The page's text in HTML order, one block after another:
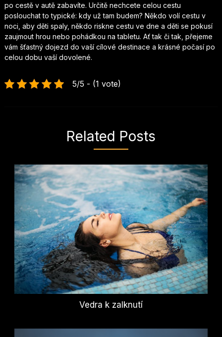
po cestě v autě zabavíte. Určitě nechcete celou cestu
poslouchat to typické: kdy už tam budem? Někdo volí cestu v
noci, aby děti spaly, někdo riskne cestu ve dne a děti se pokusí
zaujmout hrou nebo pohádkou na tabletu. Ať tak či tak, přejeme
vám šťastný dojezd do vaší cílové destinace a krásné počasí po
celou dobu vaší dovolené.
5/5 - (1 vote)
Related Posts
Vedra k zalknutí